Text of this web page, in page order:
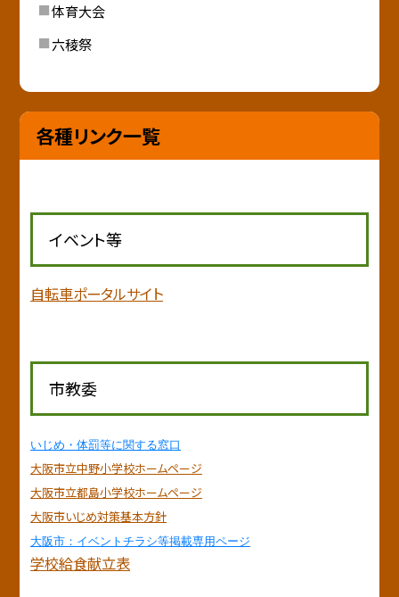
体育大会
六稜祭
各種リンク一覧
イベント等
自転車ポータルサイト
市教委
いじめ・体罰等に関する窓口
大阪市立中野小学校ホームページ
大阪市立都島小学校ホームページ
大阪市いじめ対策基本方針
大阪市：イベントチラシ等掲載専用ページ
学校給食献立表